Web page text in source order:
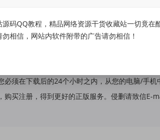
必须在下载后的24个小时之内，从您的电脑/手机
购买注册，得到更好的正版服务。侵删请致信
码QQ教程，精品网络资源干货收藏站一切竟
相信，网站内软件附带的广告请勿相信！